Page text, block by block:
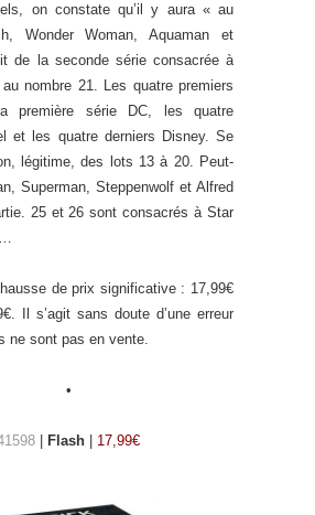
on constate qu’il y aura « au
Wonder Woman, Aquaman et
de la seconde série consacrée à
nombre 21. Les quatre premiers
première série DC, les quatre
et les quatre derniers Disney. Se
légitime, des lots 13 à 20. Peut-
Superman, Steppenwolf et Alfred
25 et 26 sont consacrés à Star
de prix significative : 17,99€
Il s’agit sans doute d’une erreur
ne sont pas en vente.
•
Flash 17,99€